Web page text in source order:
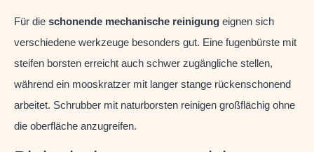
Für die schonende mechanische reinigung eignen sich
verschiedene werkzeuge besonders gut. Eine fugenbürste mit
steifen borsten erreicht auch schwer zugängliche stellen,
während ein mooskratzer mit langer stange rückenschonend
arbeitet. Schrubber mit naturborsten reinigen großflächig ohne
die oberfläche anzugreifen.